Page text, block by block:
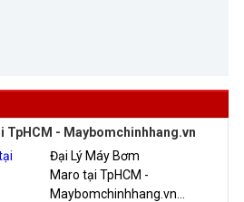
TpHCM - Maybomchinhhang.vn
Đại Lý Máy Bơm
Maro tại TpHCM -
Maybomchinhhang.vn...